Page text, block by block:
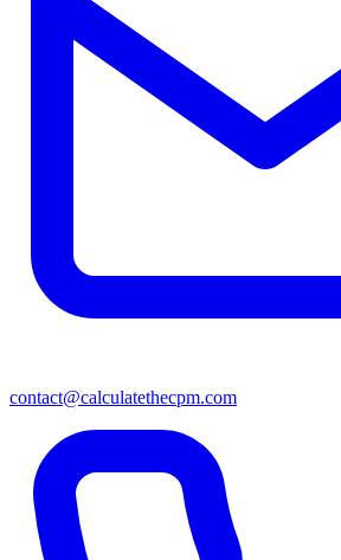
contact@calculatethecpm.com